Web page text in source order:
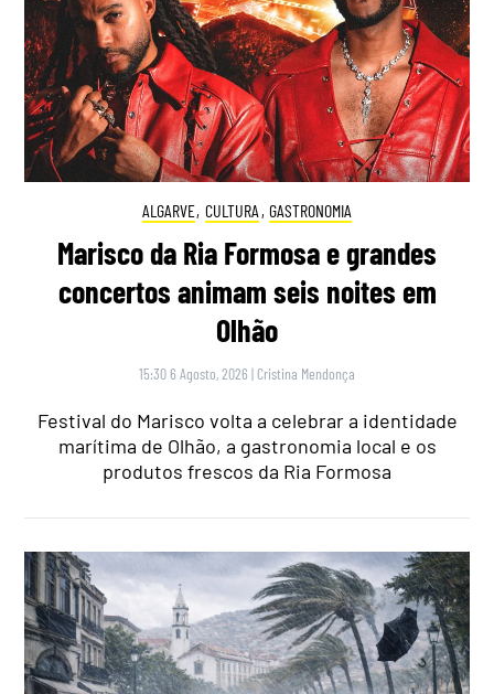
ALGARVE, CULTURA , GASTRONOMIA
Marisco da Ria Formosa e grandes
concertos animam seis noites em
Olhão
15:30 6 Agosto, 2026 | Cristina Mendonça
Festival do Marisco volta a celebrar a identidade
marítima de Olhão, a gastronomia local e os
produtos frescos da Ria Formosa